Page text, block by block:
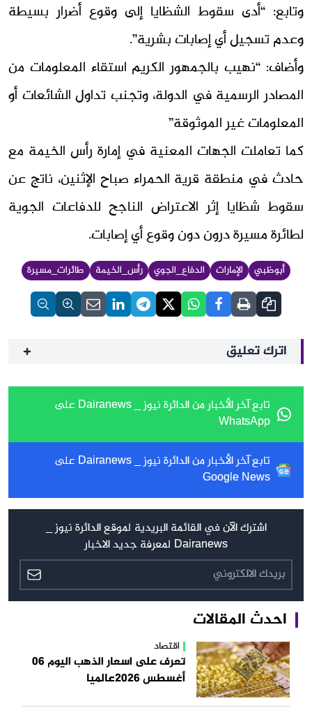
وتابع: “أدى سقوط الشظايا إلى وقوع أضرار بسيطة
وعدم تسجيل أي إصابات بشرية”.
وأضاف: “نهيب بالجمهور الكريم استقاء المعلومات من
المصادر الرسمية في الدولة، وتجنب تداول الشائعات أو
المعلومات غير الموثوقة”
كما تعاملت الجهات المعنية في إمارة رأس الخيمة مع
حادث في منطقة قرية الحمراء صباح الإثنين، ناتج عن
سقوط شظايا إثر الاعتراض الناجح للدفاعات الجوية
لطائرة مسيرة درون دون وقوع أي إصابات.
أبوظبي الإمارات الدفاع_الجوي رأس_الخيمة طائرات_مسيرة
اترك تعليق
تابع آخر الأخبار من الدائرة نيوز _ Dairanews على
WhatsApp
تابع آخر الأخبار من الدائرة نيوز _ Dairanews على
Google News
اشترك الآن في القائمة البريدية لموقع الدائرة نيوز _
Dairanews لمعرفة جديد الاخبار
احدث المقالات
اقتصاد
تعرف على اسعار الذهب اليوم 06
أغسطس 2026عالميا